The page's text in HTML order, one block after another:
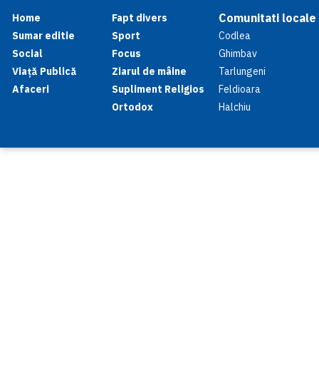
Home
Sumar editie
Social
Viață Publică
Afaceri
Fapt divers
Sport
Focus
Ziarul de mâine
Supliment Religios
Ortodox
Comunitati locale
Codlea
Ghimbav
Tarlungeni
Feldioara
Halchiu